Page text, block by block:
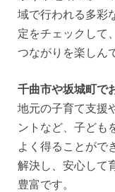
域で行われる多彩
定をチェックして
つながりを楽しん
千曲市や坂城町で
地元の子育て支援
ントなど、子ども
よく得ることがで
解決し、安心して
豊富です。